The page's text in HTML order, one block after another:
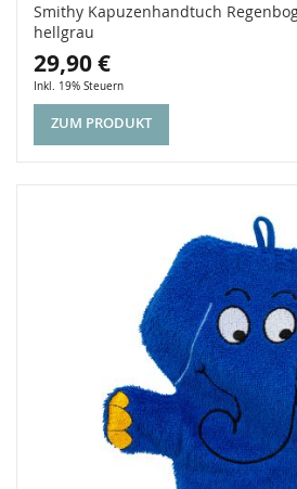
Smithy Kapuzenhandtuch
hellgrau
29,90 €
Inkl. 19% Steuern
ZUM PRODUKT